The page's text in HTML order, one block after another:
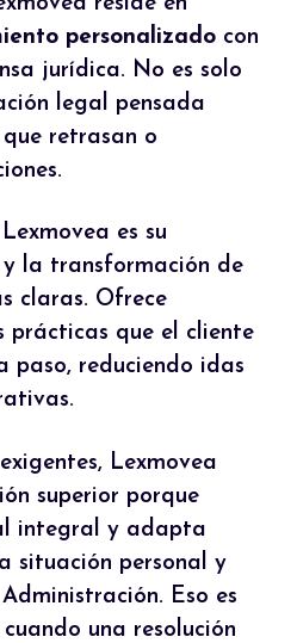
personalizado con
jurídica. No es solo
legal pensada
retrasan o
es su
la transformación de
claras. Ofrece
prácticas que el cliente
paso, reduciendo idas
Lexmovea
superior porque
integral y adapta
situación personal y
Eso es
una resolución